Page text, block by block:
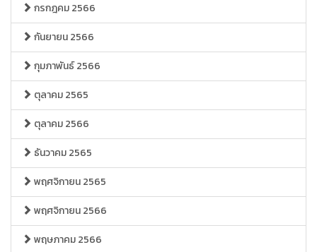
กรกฎคม 2566
กันยายน 2566
กุมภาพันธ์ 2566
ตุลาคม 2565
ตุลาคม 2566
ธันวาคม 2565
พฤศจิกายน 2565
พฤศจิกายน 2566
พฤษภาคม 2566